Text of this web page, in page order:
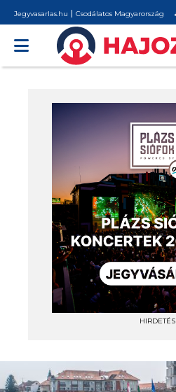
Jegyvasarlas.hu Csodálatos Magyarország
HIRDETÉS